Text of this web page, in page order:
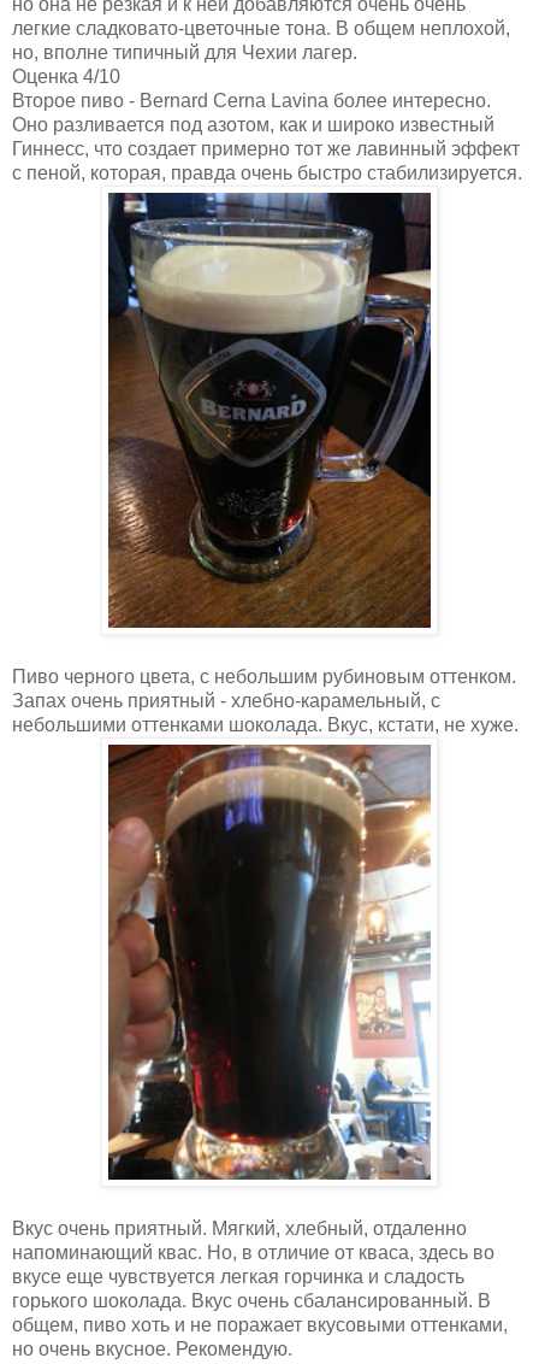
легкие сладковато-цветочные тона. В общем неплохой,
но, вполне типичный для Чехии лагер.
Оценка 4/10
Второе пиво - Bernard Cerna Lavina более интересно.
Оно разливается под азотом, как и широко известный
Гиннесс, что создает примерно тот же лавинный эффект
с пеной, которая, правда очень быстро стабилизируется.
Пиво черного цвета, с небольшим рубиновым оттенком.
Запах очень приятный - хлебно-карамельный, с
небольшими оттенками шоколада. Вкус, кстати, не хуже.
Вкус очень приятный. Мягкий, хлебный, отдаленно
напоминающий квас. Но, в отличие от кваса, здесь во
вкусе еще чувствуется легкая горчинка и сладость
горького шоколада. Вкус очень сбалансированный. В
общем, пиво хоть и не поражает вкусовыми оттенками,
но очень вкусное. Рекомендую.